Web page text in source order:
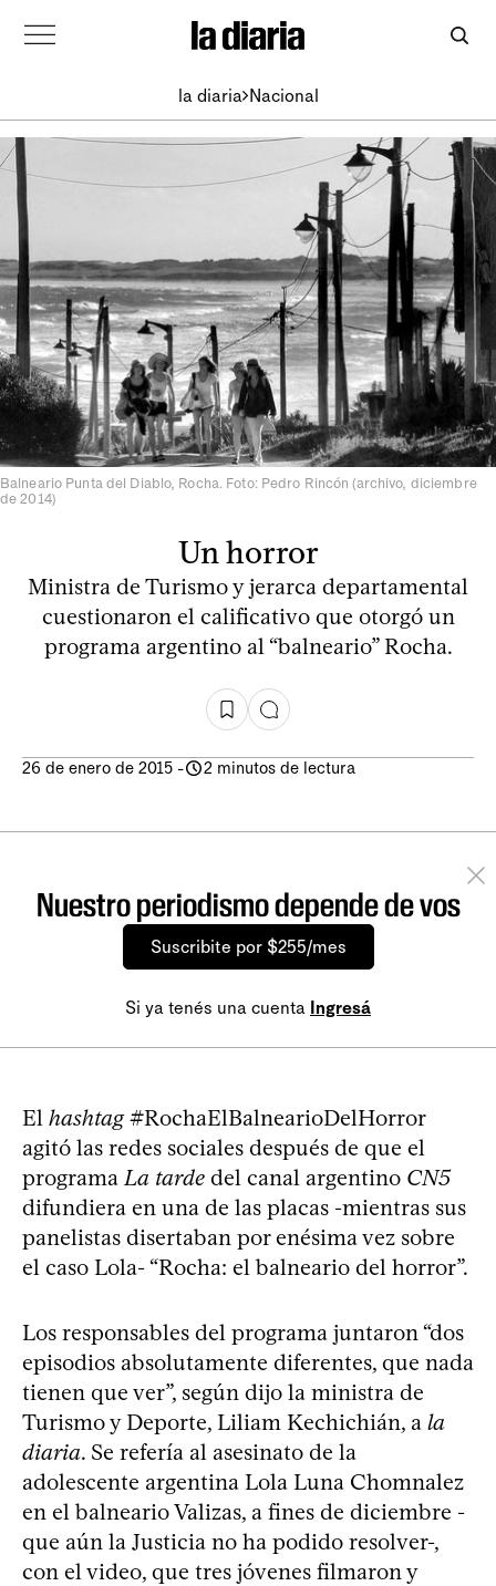
la diaria Nacional
Balneario Punta del Diablo, Rocha. Foto: Pedro Rincón (archivo, diciembre
de 2014)
Un horror
Ministra de Turismo y jerarca departamental
cuestionaron el calificativo que otorgó un
programa argentino al “balneario” Rocha.
26 de enero de 2015 - 2 minutos de lectura
Nuestro periodismo depende de vos
Suscribite por $255/mes
Si ya tenés una cuenta Ingresá
El hashtag#RochaElBalnearioDelHorror
agitó las redes sociales después de que el
programa La tarde del canal argentino CN5
difundiera en una de las placas -mientras sus
panelistas disertaban por enésima vez sobre
el caso Lola- “Rocha: el balneario del horror”.
Los responsables del programa juntaron “dos
episodios absolutamente diferentes, que nada
tienen que ver”, según dijo la ministra de
Turismo y Deporte, Liliam Kechichián, a la
diaria. Se refería al asesinato de la
adolescente argentina Lola Luna Chomnalez
en el balneario Valizas, a fines de diciembre -
que aún la Justicia no ha podido resolver-,
con el video, que tres jóvenes filmaron y